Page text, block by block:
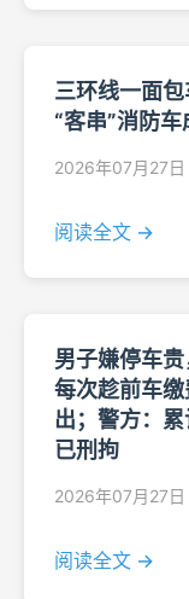
三环线一面
“客串”消防
2026年07月27日
阅读全文 →
男子嫌停车贵
每次趁前车
出；警方：
已刑拘
2026年07月27日
阅读全文 →